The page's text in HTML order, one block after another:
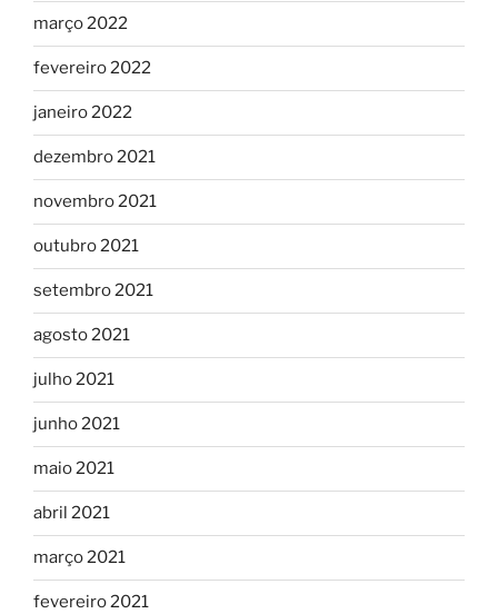
março 2022
fevereiro 2022
janeiro 2022
dezembro 2021
novembro 2021
outubro 2021
setembro 2021
agosto 2021
julho 2021
junho 2021
maio 2021
abril 2021
março 2021
fevereiro 2021